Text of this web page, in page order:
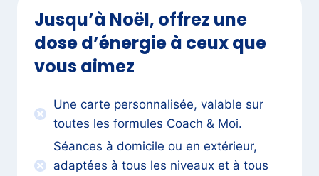
Jusqu’à Noël, offrez une
dose d’énergie à ceux que
vous aimez
Une carte personnalisée, valable sur
toutes les formules Coach & Moi.
Séances à domicile ou en extérieur,
adaptées à tous les niveaux et à tous